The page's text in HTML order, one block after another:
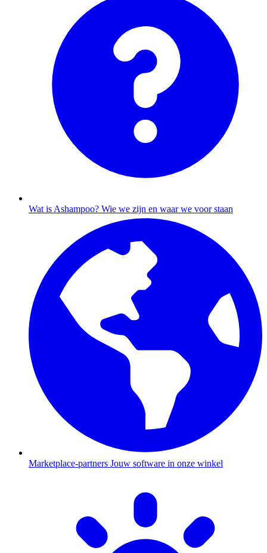
Wat is Ashampoo? Wie we zijn en waar we voor staan
Marketplace-partners Jouw software in onze winkel